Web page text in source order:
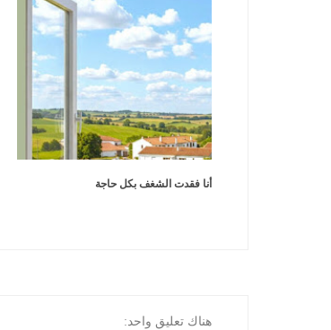
أنا فقدت الشغف بكل حاجة
هناك تعليق واحد: